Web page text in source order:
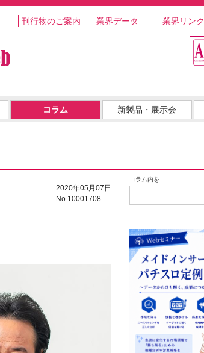
刊行物のご案内 業界データ 業界リンク
コラム 新製品・展示会
コラム内を
2020年05月07日
No.10001708